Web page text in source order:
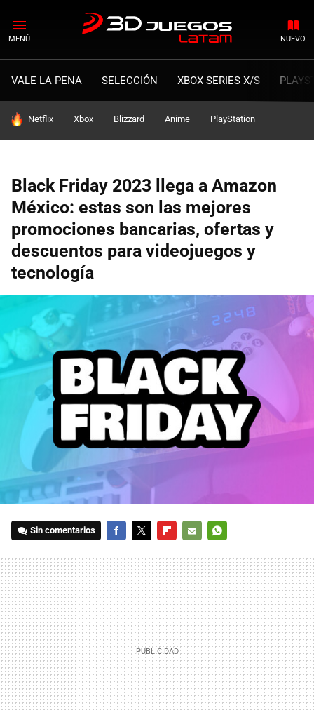
MENÚ NUEVO
VALE LA PENA SELECCIÓN XBOX SERIES X/S
HOY SE HABLA DE
Netflix Xbox Blizzard Anime PlayStation
Black Friday 2023 llega a Amazon
México: estas son las mejores
promociones bancarias, ofertas y
descuentos para videojuegos y
tecnología
Sin comentarios
MAIL